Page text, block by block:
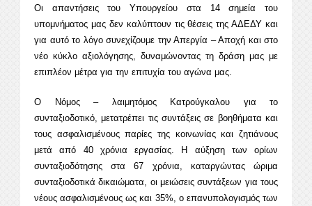
Οι απαντήσεις του Υπουργείου στα 14 σημεία του
υπομνήματος μας δεν καλύπτουν τις θέσεις της ΑΔΕΔΥ και
για αυτό το λόγο συνεχίζουμε την Απεργία – Αποχή και στο
νέο κύκλο αξιολόγησης, δυναμώνοντας τη δράση μας με
επιπλέον μέτρα για την επιτυχία του αγώνα μας.
Ο Νόμος – λαιμητόμος Κατρούγκαλου για το
συνταξιοδοτικό, μετατρέπει τις συντάξεις σε βοηθήματα και
τους ασφαλισμένους παρίες της κοινωνίας και ζητιάνους
μετά από 40 χρόνια εργασίας. Η αύξηση των ορίων
συνταξιοδότησης στα 67 χρόνια, καταργώντας ώριμα
συνταξιοδοτικά δικαιώματα, οι μειώσεις συντάξεων για τους
νέους ασφαλισμένους ως και 35%, ο επανυπολογισμός των